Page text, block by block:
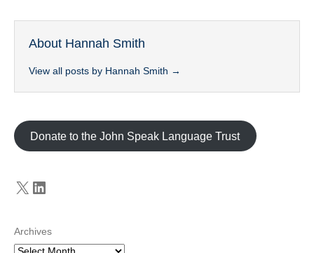
About Hannah Smith
View all posts by Hannah Smith →
Donate to the John Speak Language Trust
X LinkedIn
Archives